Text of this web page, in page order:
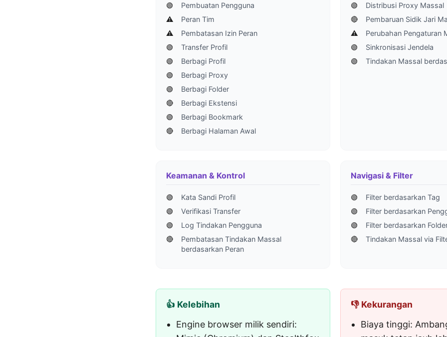
🟢
Pembuatan Pengguna
⚠️
Peran Tim
⚠️
Pembatasan Izin Peran
🟢
Transfer Profil
🟢
Berbagi Profil
🟢
Berbagi Proxy
🟢
Berbagi Folder
🔴
Berbagi Ekstensi
🟢
Berbagi Bookmark
🔴
Berbagi Halaman Awal
🟢
Distribusi Proxy Massal
🔴
Pembaruan Sidik Jari
⚠️
Perubahan Pengaturan
🟢
Sinkronisasi Jendela
🟢
Tindakan Massal
Keamanan & Kontrol
🟢
Kata Sandi Profil
🟢
Verifikasi Transfer
🟢
Log Tindakan Pengguna
🔴
Pembatasan Tindakan Massal
berdasarkan Peran
Navigasi & Filter
🟢
Filter berdasarkan Tag
🟢
Filter berdasarkan
🟢
Filter berdasarkan
🔴
Tindakan Massal via
👍 Kelebihan
Engine browser milik sendiri:
👎 Kekurangan
Biaya tinggi: